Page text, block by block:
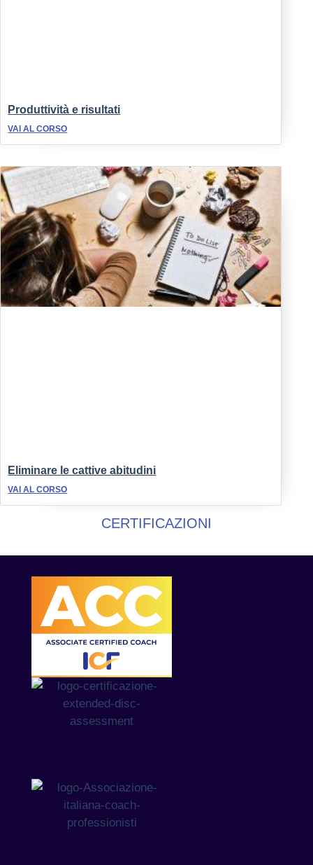
Produttività e risultati
VAI AL CORSO
Eliminare le cattive abitudini
VAI AL CORSO
CERTIFICAZIONI